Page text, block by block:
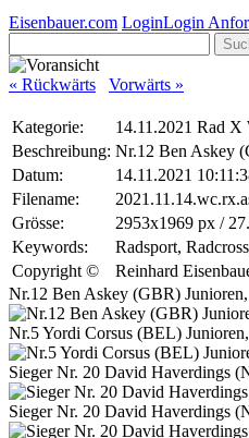
Eisenbauer.com LoginLogin
« Rückwärts Vorwärts »
Kategorie:
14.11.2021 Rad X
Beschreibung: Nr.12 Ben Askey
Datum:
14.11.2021
Filename:
Grösse:
2953x1969 px /
Keywords:
Radsport,
Copyright ©
Reinhard
Nr.12 Ben Askey (GBR)
Nr.5 Yordi Corsus (BEL)
Sieger Nr. 20 David Haverdings
Sieger Nr. 20 David Haverdings